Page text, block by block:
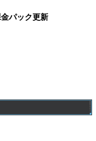
パック更新